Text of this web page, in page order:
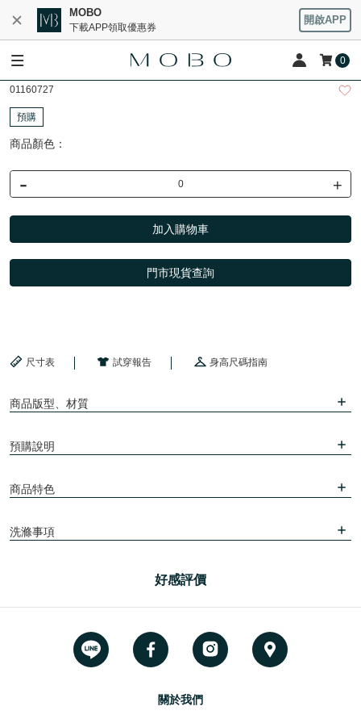
MOBO
下載APP領取優惠券
開啟APP
0
01160727
預購
商品顏色：
- +
加入購物車
門市現貨查詢
尺寸表 試穿報告 身高尺碼指南
商品版型、材質
預購說明
商品特色
洗滌事項
好感評價
關於我們